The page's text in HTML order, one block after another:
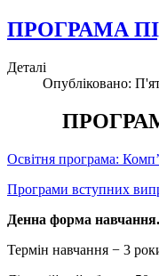
ПРОГРАМА
Деталі
Опубліковано:
Освітня програма:
Програми вступних
Денна форма навчання.
Термін навчання − 3